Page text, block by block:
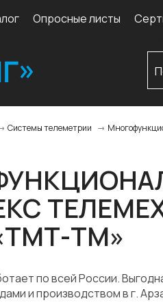
Опросные листы
Системы телеметрии
ТМ»
по всей России.
и производством в г.